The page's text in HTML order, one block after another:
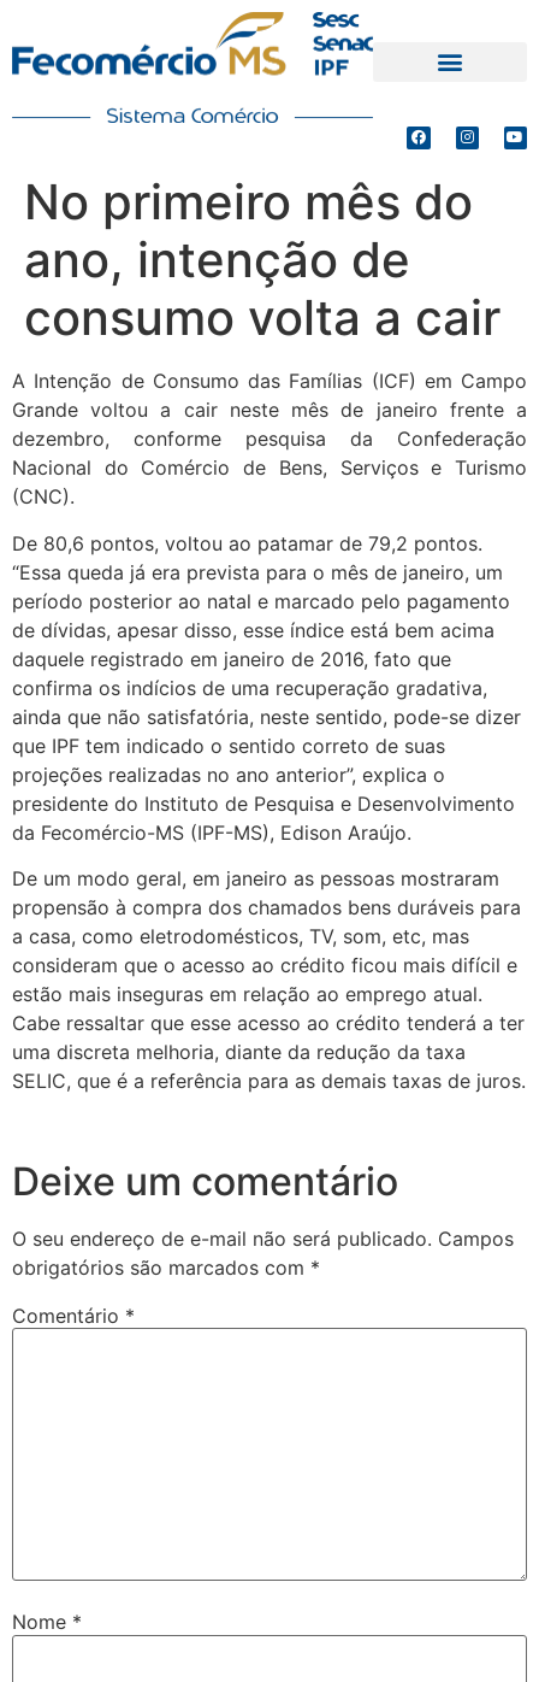
No primeiro mês do
ano, intenção de
consumo volta a cair
A Intenção de Consumo das Famílias (ICF) em Campo
Grande voltou a cair neste mês de janeiro frente a
dezembro, conforme pesquisa da Confederação
Nacional do Comércio de Bens, Serviços e Turismo
(CNC).
De 80,6 pontos, voltou ao patamar de 79,2 pontos.
“Essa queda já era prevista para o mês de janeiro, um
período posterior ao natal e marcado pelo pagamento
de dívidas, apesar disso, esse índice está bem acima
daquele registrado em janeiro de 2016, fato que
confirma os indícios de uma recuperação gradativa,
ainda que não satisfatória, neste sentido, pode-se dizer
que IPF tem indicado o sentido correto de suas
projeções realizadas no ano anterior”, explica o
presidente do Instituto de Pesquisa e Desenvolvimento
da Fecomércio-MS (IPF-MS), Edison Araújo.
De um modo geral, em janeiro as pessoas mostraram
propensão à compra dos chamados bens duráveis para
a casa, como eletrodomésticos, TV, som, etc, mas
consideram que o acesso ao crédito ficou mais difícil e
estão mais inseguras em relação ao emprego atual.
Cabe ressaltar que esse acesso ao crédito tenderá a ter
uma discreta melhoria, diante da redução da taxa
SELIC, que é a referência para as demais taxas de juros.
Deixe um comentário
O seu endereço de e-mail não será publicado. Campos
obrigatórios são marcados com *
Comentário *
Nome *